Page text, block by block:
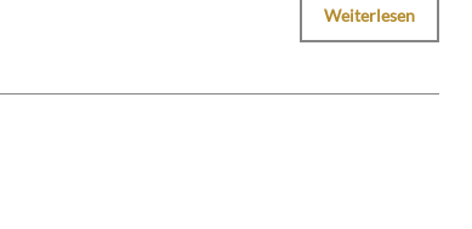
Weiterlesen